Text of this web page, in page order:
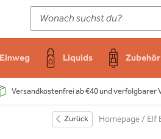
Einweg Liquids Zubehör
Versandkostenfrei ab €40 und verfolgbarer
E-Zigarette
Einweg
Liquids
Zubehör
DIY
Zurück Homepage/Elf